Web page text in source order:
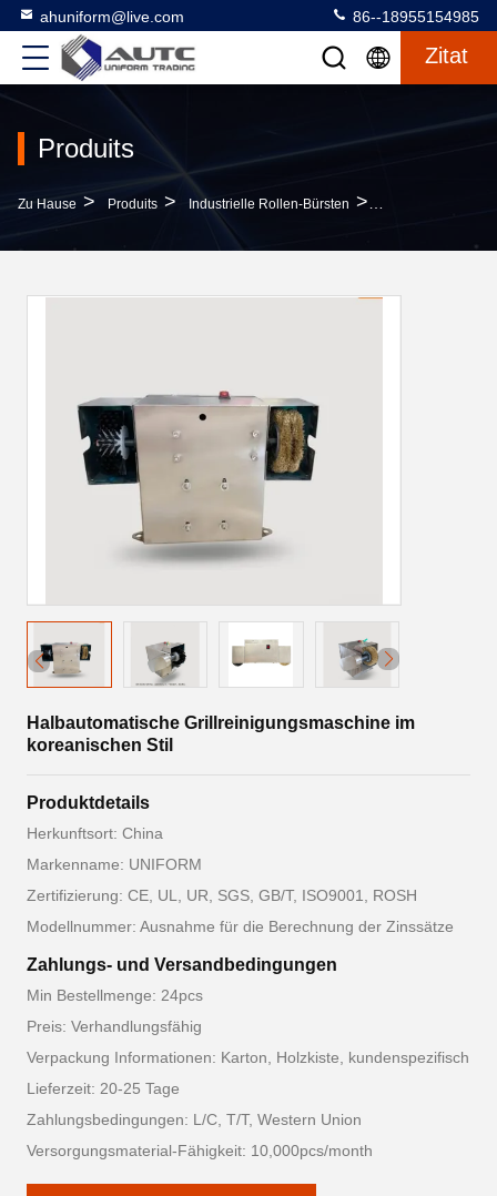
ahuniform@live.com 86--18955154985
Zitat
Produits
Zu Hause > Produits > Industrielle Rollen-Bürsten >
Halbautomatische Grillreinigungsmaschine im
koreanischen Stil
Produktdetails
Herkunftsort: China
Markenname: UNIFORM
Zertifizierung: CE, UL, UR, SGS, GB/T, ISO9001, ROSH
Modellnummer: Ausnahme für die Berechnung der Zinssätze
Zahlungs- und Versandbedingungen
Min Bestellmenge: 24pcs
Preis: Verhandlungsfähig
Verpackung Informationen: Karton, Holzkiste, kundenspezifisch
Lieferzeit: 20-25 Tage
Zahlungsbedingungen: L/C, T/T, Western Union
Versorgungsmaterial-Fähigkeit: 10,000pcs/month